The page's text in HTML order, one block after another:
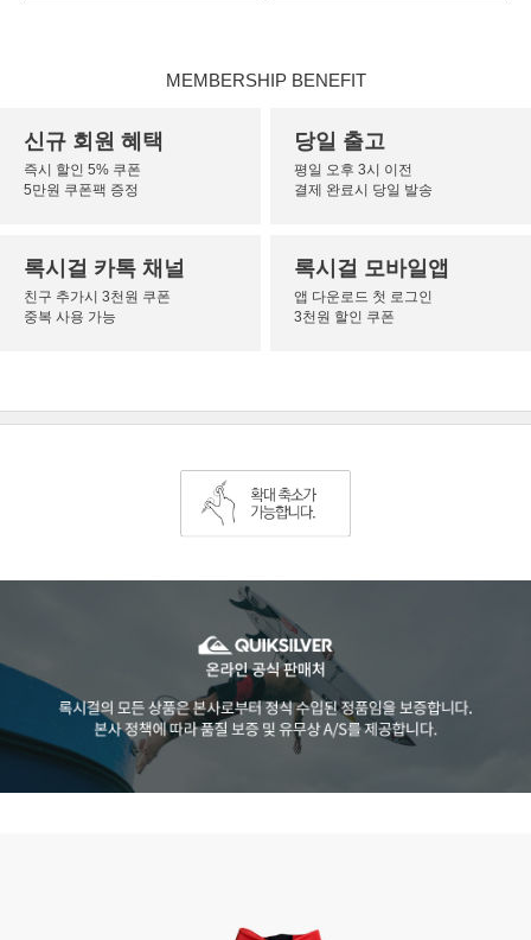
MEMBERSHIP BENEFIT
신규 회원 혜택
즉시 할인 5% 쿠폰
5만원 쿠폰팩 증정
당일 출고
평일 오후 3시 이전
결제 완료시 당일 발송
록시걸 카톡 채널
친구 추가시 3천원 쿠폰
중복 사용 가능
록시걸 모바일앱
앱 다운로드 첫 로그인
3천원 할인 쿠폰